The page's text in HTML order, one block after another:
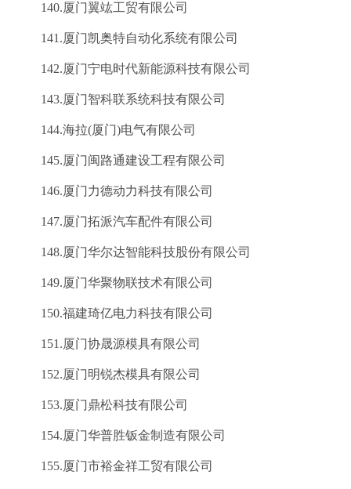
140.厦门翼竑工贸有限公司
141.厦门凯奥特自动化系统有限公司
142.厦门宁电时代新能源科技有限公司
143.厦门智科联系统科技有限公司
144.海拉(厦门)电气有限公司
145.厦门闽路通建设工程有限公司
146.厦门力德动力科技有限公司
147.厦门拓派汽车配件有限公司
148.厦门华尔达智能科技股份有限公司
149.厦门华聚物联技术有限公司
150.福建琦亿电力科技有限公司
151.厦门协晟源模具有限公司
152.厦门明锐杰模具有限公司
153.厦门鼎松科技有限公司
154.厦门华普胜钣金制造有限公司
155.厦门市裕金祥工贸有限公司